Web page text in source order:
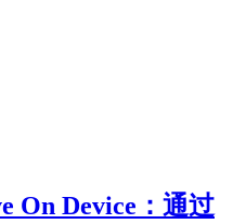
On Device：通过